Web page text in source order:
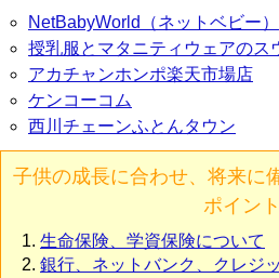
NetBabyWorld（ネットベビー）
授乳服とマタニティウェアのス
アカチャンホンポ楽天市場店
ケンコーコム
西川チェーンふとんタウン
子供の成長に合わせ、将来に
ポイント
生命保険、学資保険について
銀行、ネットバンク、クレジ